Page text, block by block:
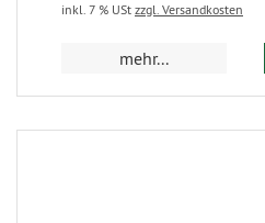
inkl. 7 % USt zzgl. Versandkosten
mehr...